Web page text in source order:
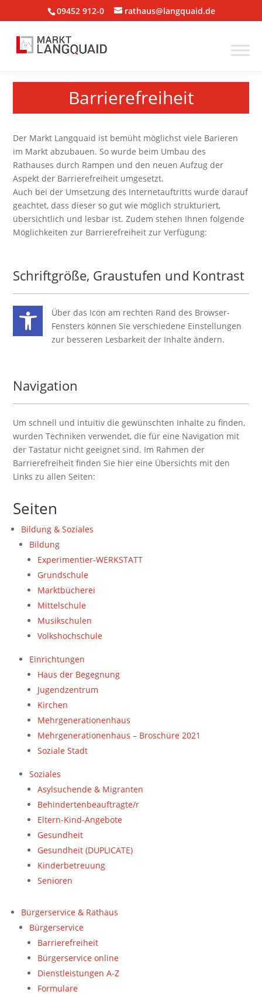
09452 912-0 rathaus@langquaid.de
Barrierefreiheit
Der Markt Langquaid ist bemüht möglichst viele Barieren
im Markt abzubauen. So wurde beim Umbau des
Rathauses durch Rampen und den neuen Aufzug der
Aspekt der Barrierefreiheit umgesetzt.
Auch bei der Umsetzung des Internetauftritts wurde darauf
geachtet, dass dieser so gut wie möglich strukturiert,
übersichtlich und lesbar ist. Zudem stehen Ihnen folgende
Möglichkeiten zur Barrierefreiheit zur Verfügung:
Schriftgröße, Graustufen und Kontrast
Über das Icon am rechten Rand des Browser-
Fensters können Sie verschiedene Einstellungen
zur besseren Lesbarkeit der Inhalte ändern.
Navigation
Um schnell und intuitiv die gewünschten Inhalte zu finden,
wurden Techniken verwendet, die für eine Navigation mit
der Tastatur nicht geeignet sind. Im Rahmen der
Barrierefreiheit finden Sie hier eine Übersichts mit den
Links zu allen Seiten:
Seiten
Bildung & Soziales
Bildung
Experimentier-WERKSTATT
Grundschule
Marktbücherei
Mittelschule
Musikschulen
Volkshochschule
Einrichtungen
Haus der Begegnung
Jugendzentrum
Kirchen
Mehrgenerationenhaus
Mehrgenerationenhaus – Broschüre 2021
Soziale Stadt
Soziales
Asylsuchende & Migranten
Behindertenbeauftragte/r
Eltern-Kind-Angebote
Gesundheit
Gesundheit (DUPLICATE)
Kinderbetreuung
Senioren
Bürgerservice & Rathaus
Bürgerservice
Barrierefreiheit
Bürgerservice online
Dienstleistungen A-Z
Formulare